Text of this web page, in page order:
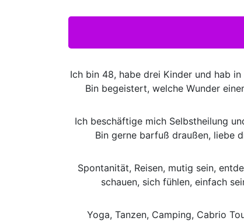
Ich bin 48, habe drei Kinder und hab
Bin begeistert, welche Wunder
Ich beschäftige mich Selbstheilung
Bin gerne barfuß draußen, liebe
Spontanität, Reisen, mutig sein,
schauen, sich fühlen, einfach
Yoga, Tanzen, Camping, Cabrio